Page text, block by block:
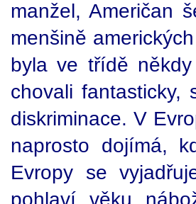
manžel, Američan
menšině
byla ve třídě
chovali fantasticky,
diskriminace. V
naprosto dojímá,
Evropy se
pohlaví, věku,